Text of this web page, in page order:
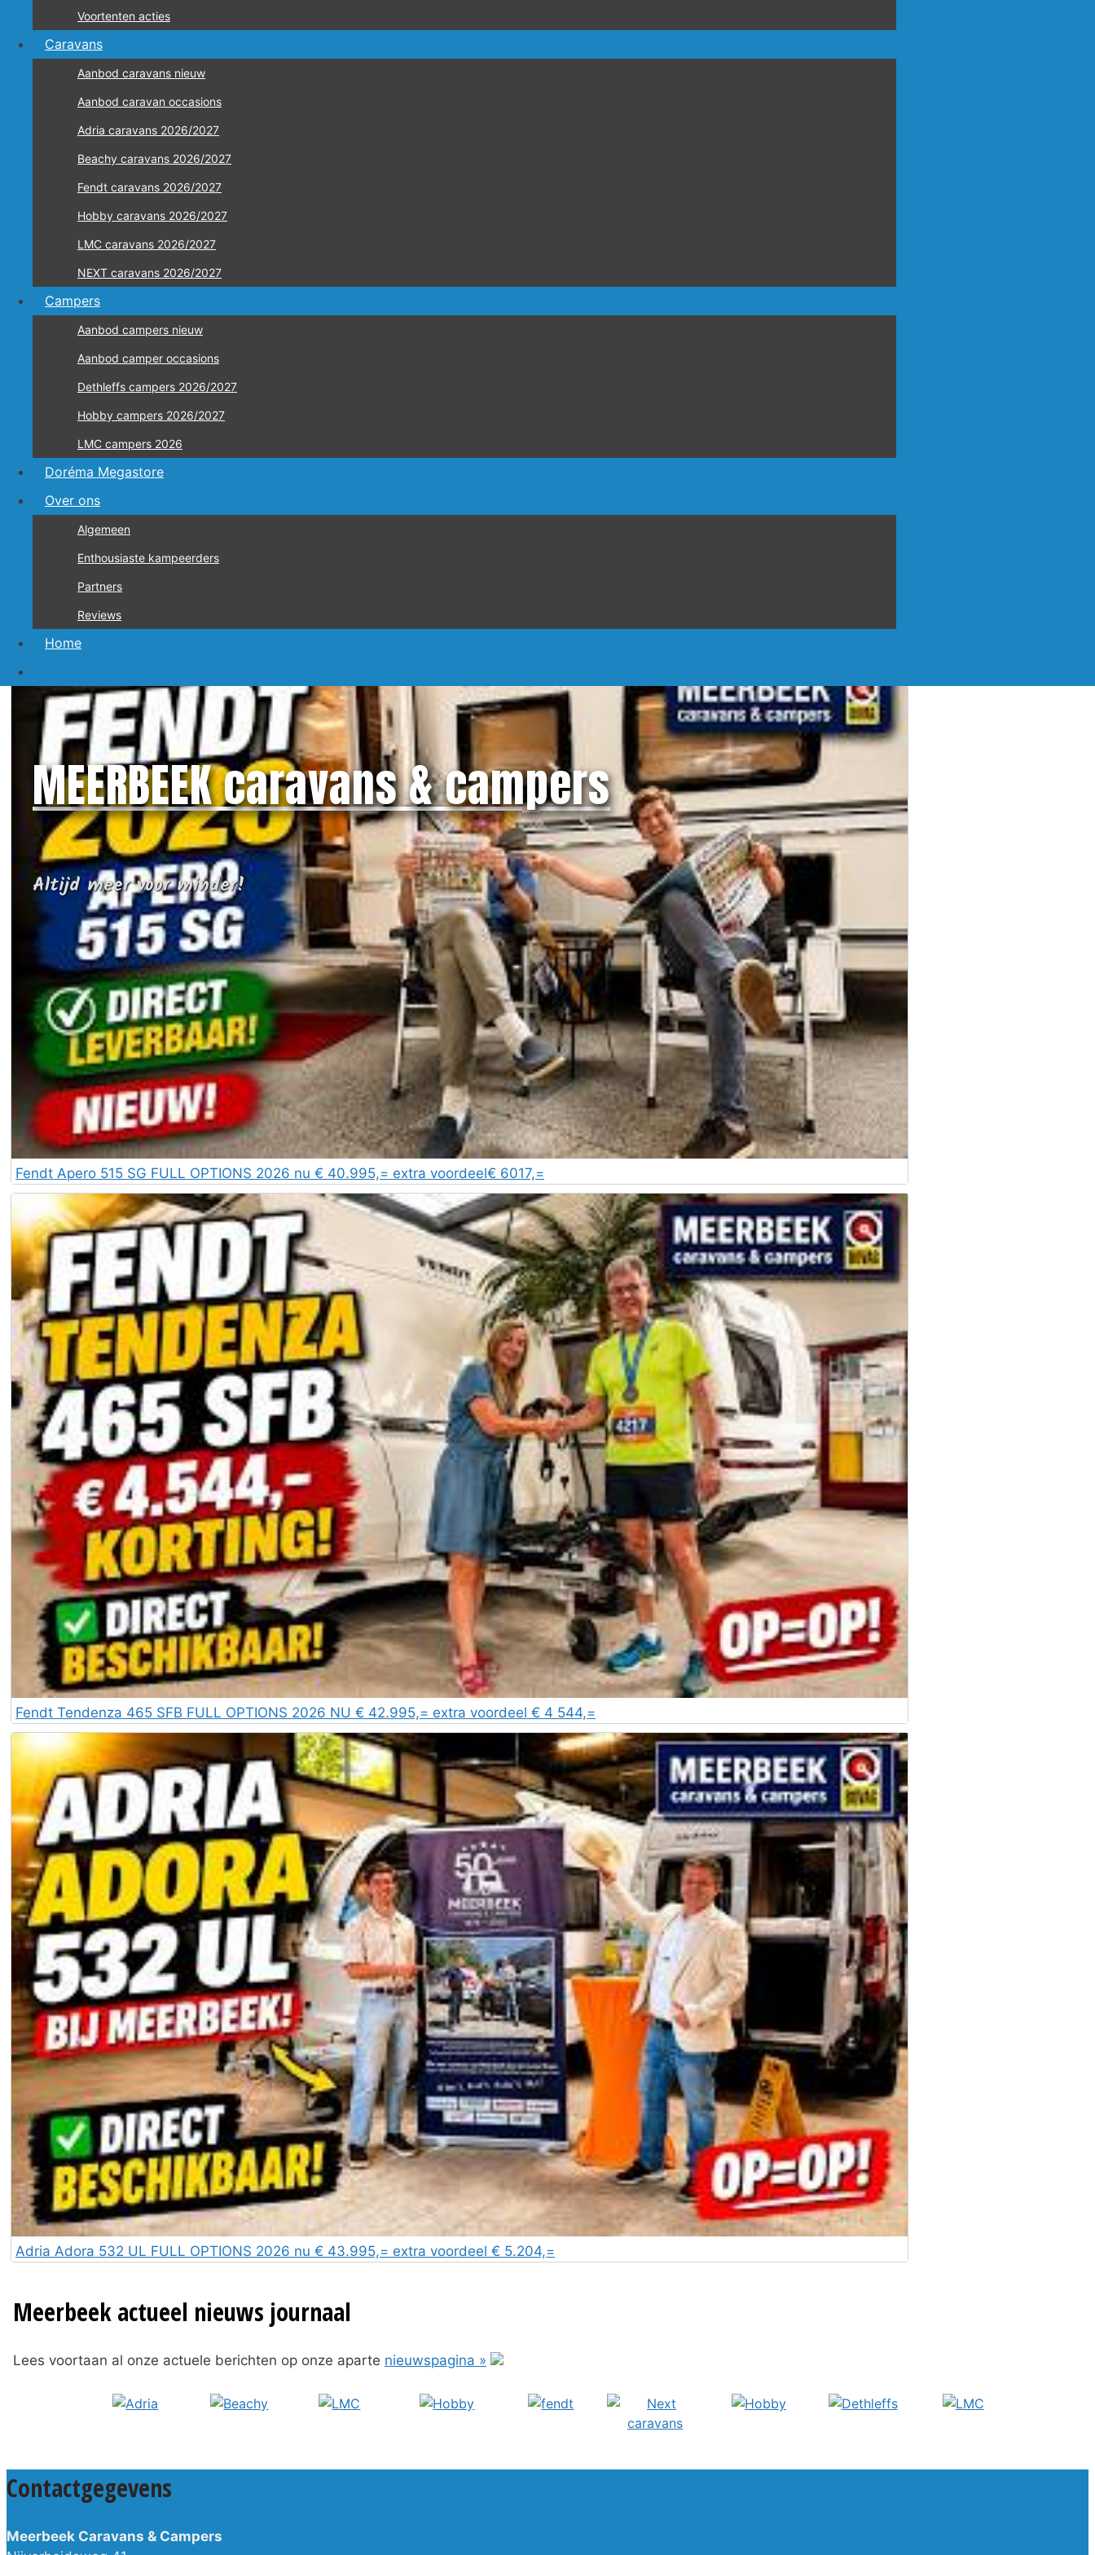
Voortenten acties
Caravans
Aanbod caravans nieuw
Aanbod caravan occasions
Adria caravans 2026/2027
Beachy caravans 2026/2027
Fendt caravans 2026/2027
Hobby caravans 2026/2027
LMC caravans 2026/2027
NEXT caravans 2026/2027
Campers
Aanbod campers nieuw
Aanbod camper occasions
Dethleffs campers 2026/2027
Hobby campers 2026/2027
LMC campers 2026
Doréma Megastore
Over ons
Algemeen
Enthousiaste kampeerders
Partners
Reviews
Home
MEERBEEK caravans & campers
Altijd meer voor minder!
naar:
Recente Video’s
Fendt Apero 515 SG FULL OPTIONS 2026 nu € 40.995,= extra voordeel€ 6017,=
Fendt Tendenza 465 SFB FULL OPTIONS 2026 NU € 42.995,= extra voordeel € 4 544,=
Adria Adora 532 UL FULL OPTIONS 2026 nu € 43.995,= extra voordeel € 5.204,=
Meerbeek actueel nieuws journaal
Lees voortaan al onze actuele berichten op onze aparte nieuwspagina »
Contactgegevens
Meerbeek Caravans & Campers